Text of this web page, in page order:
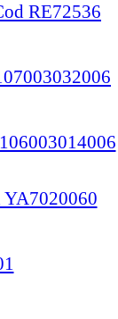
RE72536
YA7020060